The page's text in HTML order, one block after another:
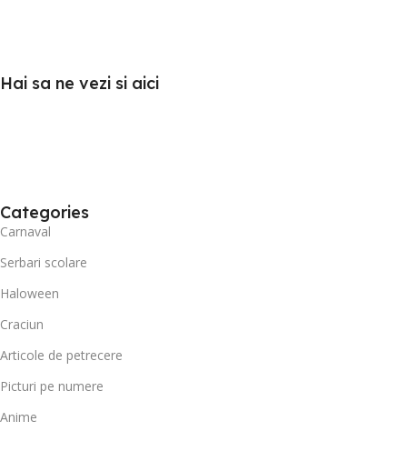
Hai sa ne vezi si aici
Categories
Carnaval
Serbari scolare
Haloween
Craciun
Articole de petrecere
Picturi pe numere
Anime